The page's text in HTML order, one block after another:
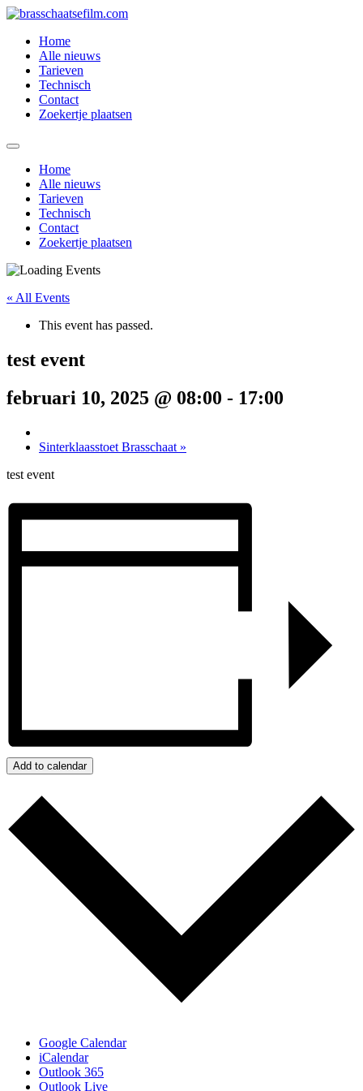
Spring
inhoud
Home
Alle nieuws
Tarieven
Technisch
Contact
Zoekertje plaatsen
Home
Alle nieuws
Tarieven
Technisch
Contact
Zoekertje plaatsen
« All Events
This event has passed.
test event
februari 10, 2025 @ 08:00 - 17:00
Sinterklaasstoet Brasschaat »
test event
Add to calendar
Google Calendar
iCalendar
Outlook 365
Outlook Live